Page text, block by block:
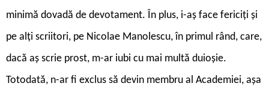
minimă dovadă de devotament. În plus, i-aș face fericiți și
pe alți scriitori, pe Nicolae Manolescu, în primul rând, care,
dacă aș scrie prost, m-ar iubi cu mai multă duioșie.
Totodată, n-ar fi exclus să devin membru al Academiei, așa